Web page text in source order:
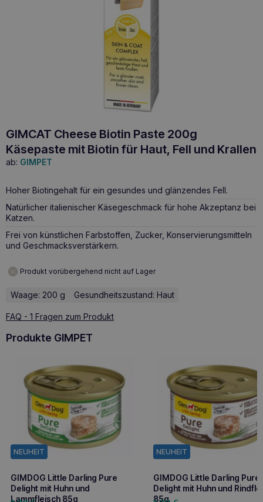
GIMCAT Cheese Biotin Paste 200g
Käsepaste mit Biotin für Haut, Fell und Krallen
ab: GIMPET
Hoher Biotingehalt für ein gesundes und glänzendes Fell.
Natürlicher italienischer Käsegeschmack für hohe Akzeptanz bei
Katzen.
Frei von künstlichen Farbstoffen, Zucker, Konservierungsmitteln
und Geschmacksverstärkern.
Produkt vorübergehend nicht auf Lager
Waage: 200 g Gesundheitszustand: Haut
FAQ - 1 Fragen zum Produkt
Produkte GIMPET
NEUHEIT
GIMDOG Little Darling Pure
Delight mit Huhn und
Lammfleisch 85g
NEUHEIT
GIMDOG Little Darling Pure
Delight mit Huhn und
85g